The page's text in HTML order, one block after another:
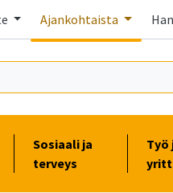
Ajankohtaista
Sosiaali ja
terveys
Työ